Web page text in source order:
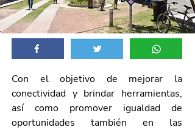
Con el objetivo de mejorar la
conectividad y brindar herramientas,
así como promover igualdad de
oportunidades también en las